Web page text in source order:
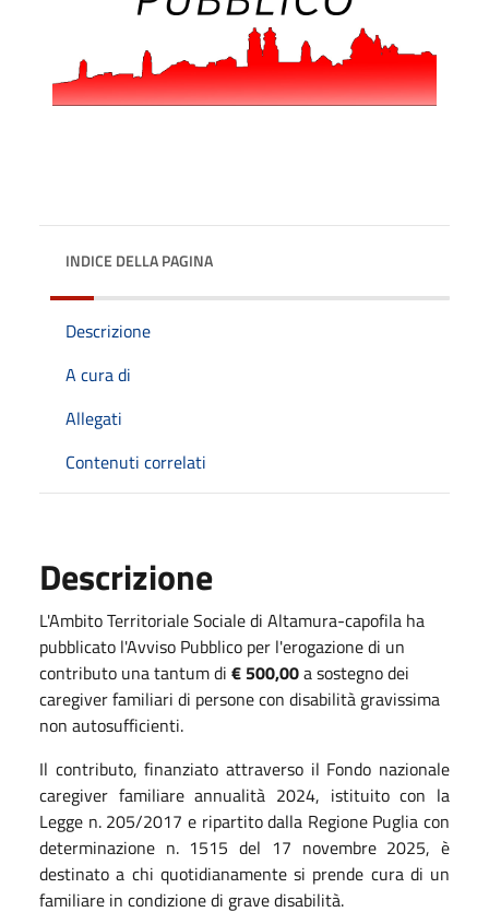
INDICE DELLA PAGINA
Descrizione
A cura di
Allegati
Contenuti correlati
Descrizione
L'Ambito Territoriale Sociale di Altamura-capofila ha
pubblicato l'Avviso Pubblico per l'erogazione di un
contributo una tantum di € 500,00a sostegno dei
caregiver familiari di persone con disabilità gravissima
non autosufficienti.
Il contributo, finanziato attraverso il Fondo nazionale
caregiver familiare annualità 2024, istituito con la
Legge n. 205/2017 e ripartito dalla Regione Puglia con
determinazione n. 1515 del 17 novembre 2025, è
destinato a chi quotidianamente si prende cura di un
familiare in condizione di grave disabilità.